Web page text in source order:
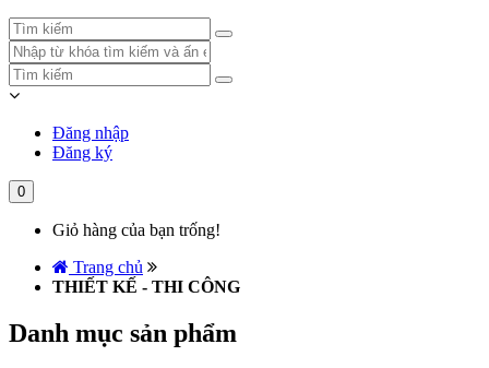
Đăng nhập
Đăng ký
0
Giỏ hàng của bạn trống!
Trang chủ
THIẾT KẾ - THI CÔNG
Danh mục sản phẩm